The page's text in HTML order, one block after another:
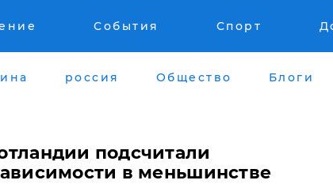
События Спорт
россия Общество Блоги
подсчитали
в меньшинстве